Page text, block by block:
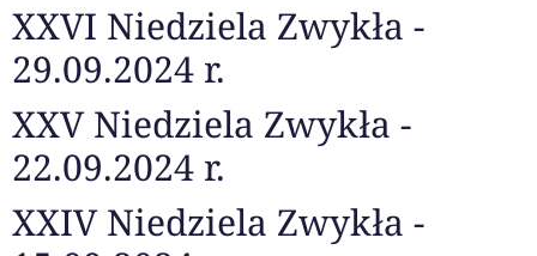
XXVI Niedziela Zwykła -
29.09.2024 r.
XXV Niedziela Zwykła -
22.09.2024 r.
XXIV Niedziela Zwykła -